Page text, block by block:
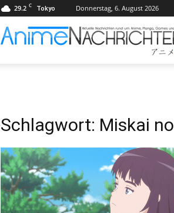
29.2 C Tokyo Donnerstag, 6. August 2026
Schlagwort: Miskai